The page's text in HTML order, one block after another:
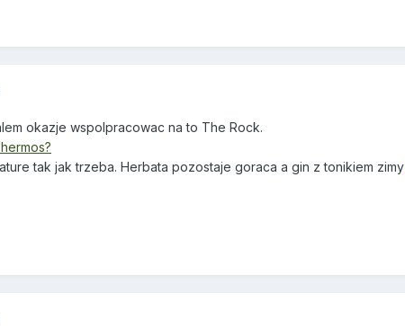
okazje wspolpracowac na to The Rock.
tak jak trzeba. Herbata pozostaje goraca a gin z tonikiem zimy